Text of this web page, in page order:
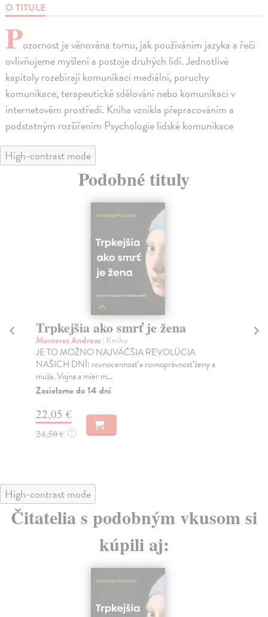
O TITULE
Pozornost je věnována tomu, jak používáním jazyka a řeči
ovlivňujeme myšlení a postoje druhých lidí. Jednotlivé
kapitoly rozebírají komunikaci mediální, poruchy
komunikace, terapeutické sdělování nebo komunikaci v
internetovém prostředí. Kniha vznikla přepracováním a
podstatným rozšířením Psychologie lidské komunikace
High-contrast mode
Podobné tituly
Trpkejšia ako smrť je žena
Marneros Andreas| Kniha
JE TO MOŽNO NAJVÄČŠIA REVOLÚCIA
NAŠICH DNÍ: rovnocennosť a rovnoprávnosť ženy a
muža. Vojna a mier m...
Zasielame do 14 dní
22,05 €
24,50 € ?
High-contrast mode
Čitatelia s podobným vkusom si
kúpili aj: